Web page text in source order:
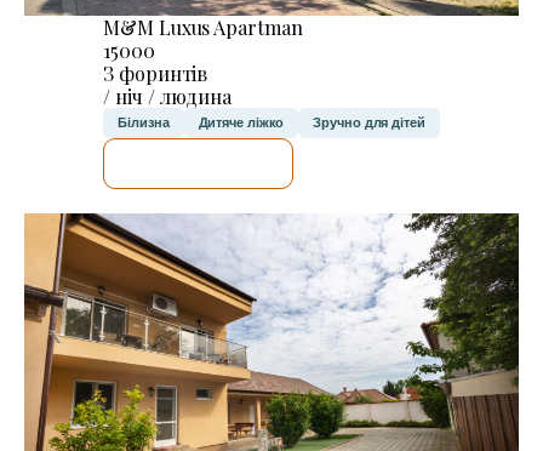
M&M Luxus Apartman
15000
З форинтів
/ ніч / людина
Білизна Дитяче ліжко Зручно для дітей